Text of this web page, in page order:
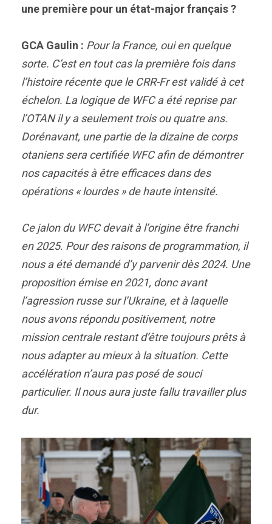
une première pour un état-major français ?
GCA Gaulin : Pour la France, oui en quelque
sorte. C’est en tout cas la première fois dans
l’histoire récente que le CRR-Fr est validé à cet
échelon. La logique de WFC a été reprise par
l’OTAN il y a seulement trois ou quatre ans.
Dorénavant, une partie de la dizaine de corps
otaniens sera certifiée WFC afin de démontrer
nos capacités à être efficaces dans des
opérations « lourdes » de haute intensité.
Ce jalon du WFC devait à l’origine être franchi
en 2025. Pour des raisons de programmation, il
nous a été demandé d’y parvenir dès 2024. Une
proposition émise en 2021, donc avant
l’agression russe sur l’Ukraine, et à laquelle
nous avons répondu positivement, notre
mission centrale restant d’être toujours prêts à
nous adapter au mieux à la situation. Cette
accélération n’aura pas posé de souci
particulier. Il nous aura juste fallu travailler plus
dur.